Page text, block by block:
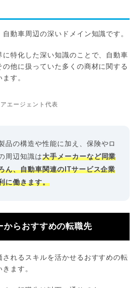
動車周辺の深いドメイン知識です。
に特化した深い知識のことで、自動車
他に扱っていた多くの商材に関する
す。
エージェント代表
品の構造や性能に加え、保険やロ
周辺知識は大手メーカーなど同業
ん、自動車関連のITサービス企業
に働きます。
からおすすめの転職先
れるスキルを活かせるおすすめの転
ます。